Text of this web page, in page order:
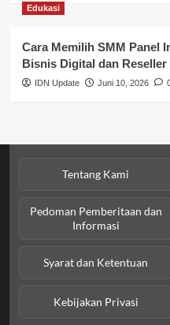
Edukasi
Cara Memilih SMM Panel
Bisnis Digital dan Reseller
IDN Update Juni 10, 2026
Tentang Kami
Pedoman Pemberitaan dan
Informasi
Syarat dan Ketentuan
Kebijakan Privasi